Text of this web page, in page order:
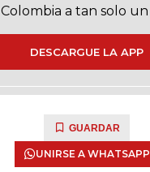
Colombia a tan solo
DESCARGUE LA APP
GUARDAR
UNIRSE A WHATSAPP